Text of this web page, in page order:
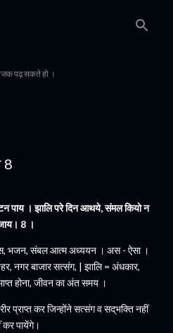
पढ़ सकते हो ।
8
पाय । झालि परे दिन आथये, संमल कियो न
8 ।
भजन, संबल आत्म अध्ययन । अस - ऐसा ।
नगर बाजार सत्संग, | झालि = अंधकार,
होना, जीवन का अंत समय ।
प्राप्त कर जिन्होंने सत्संग व सद्‌भक्ति नहीं
कर पायेंगे।